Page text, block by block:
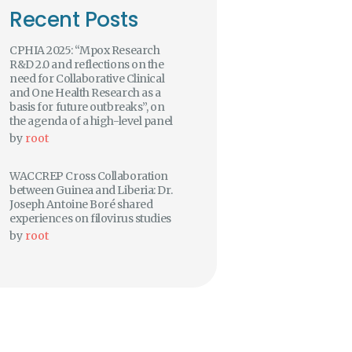
Recent Posts
CPHIA 2025: “Mpox Research
R&D 2.0 and reflections on the
need for Collaborative Clinical
and One Health Research as a
basis for future outbreaks”, on
the agenda of a high-level panel
by root
WACCREP Cross Collaboration
between Guinea and Liberia: Dr.
Joseph Antoine Boré shared
experiences on filovirus studies
by root